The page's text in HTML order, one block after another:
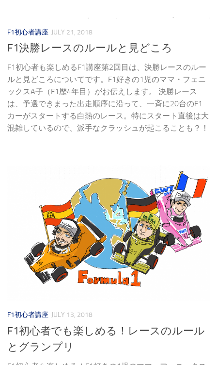
F1初心者講座 JULY 21, 2018
F1決勝レースのルールと見どころ
F1初心者も楽しめるF1講座第2回目は、決勝レースのルー
ルと見どころについてです。F1好きの1児のママ・フェニ
ックスA子（F1歴4年目）がお伝えします。 決勝レース
は、予選できまった出走順序に沿って、一斉に20台のF1
カーがスタートする白熱のレース。特にスタート直後は大
混雑しているので、派手なクラッシュが起こることも？！
F1初心者講座 JULY 13, 2018
F1初心者でも楽しめる！レースのルール
とグランプリ